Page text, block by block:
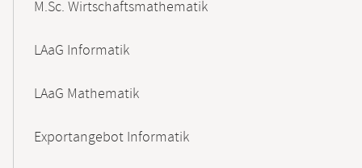
M.Sc. Wirtschaftsmathematik
LAaG Informatik
LAaG Mathematik
Exportangebot Informatik